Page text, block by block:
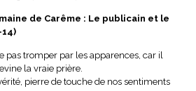
de Carême : Le publicain et le
pas tromper par les apparences, car il
la vraie prière.
pierre de touche de nos sentiments